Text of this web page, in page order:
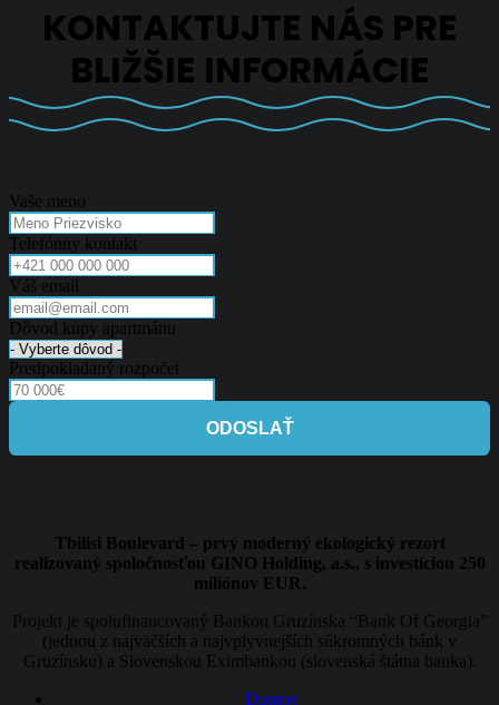
KONTAKTUJTE NÁS PRE
BLIŽŠIE INFORMÁCIE
Vaše meno
Telefónny kontakt
Váš email
Dôvod kúpy apartmánu
Predpokladaný rozpočet
ODOSLAŤ
Tbilisi Boulevard – prvý moderný ekologický rezort
realizovaný spoločnosťou GINO Holding, a.s., s investíciou 250
miliónov EUR.
Projekt je spolufinancovaný Bankou Gruzínska “Bank Of Georgia”
(jednou z najväčších a najvplyvnejších súkromných bánk v
Gruzínsku) a Slovenskou Eximbankou (slovenská štátna banka).
Domov